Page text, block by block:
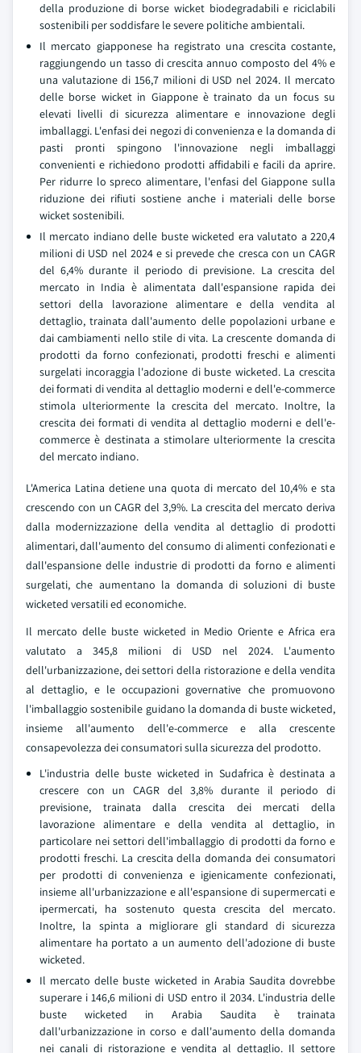
della produzione di borse wicket biodegradabili e riciclabili
sostenibili per soddisfare le severe politiche ambientali.
Il mercato giapponese ha registrato una crescita costante,
raggiungendo un tasso di crescita annuo composto del 4% e
una valutazione di 156,7 milioni di USD nel 2024. Il mercato
delle borse wicket in Giappone è trainato da un focus su
elevati livelli di sicurezza alimentare e innovazione degli
imballaggi. L'enfasi dei negozi di convenienza e la domanda di
pasti pronti spingono l'innovazione negli imballaggi
convenienti e richiedono prodotti affidabili e facili da aprire.
Per ridurre lo spreco alimentare, l'enfasi del Giappone sulla
riduzione dei rifiuti sostiene anche i materiali delle borse
wicket sostenibili.
Il mercato indiano delle buste wicketed era valutato a 220,4
milioni di USD nel 2024 e si prevede che cresca con un CAGR
del 6,4% durante il periodo di previsione. La crescita del
mercato in India è alimentata dall'espansione rapida dei
settori della lavorazione alimentare e della vendita al
dettaglio, trainata dall'aumento delle popolazioni urbane e
dai cambiamenti nello stile di vita. La crescente domanda di
prodotti da forno confezionati, prodotti freschi e alimenti
surgelati incoraggia l'adozione di buste wicketed. La crescita
dei formati di vendita al dettaglio moderni e dell'e-commerce
stimola ulteriormente la crescita del mercato. Inoltre, la
crescita dei formati di vendita al dettaglio moderni e dell'e-
commerce è destinata a stimolare ulteriormente la crescita
del mercato indiano.
L'America Latina detiene una quota di mercato del 10,4% e sta
crescendo con un CAGR del 3,9%. La crescita del mercato deriva
dalla modernizzazione della vendita al dettaglio di prodotti
alimentari, dall'aumento del consumo di alimenti confezionati e
dall'espansione delle industrie di prodotti da forno e alimenti
surgelati, che aumentano la domanda di soluzioni di buste
wicketed versatili ed economiche.
Il mercato delle buste wicketed in Medio Oriente e Africa era
valutato a 345,8 milioni di USD nel 2024. L'aumento
dell'urbanizzazione, dei settori della ristorazione e della vendita
al dettaglio, e le occupazioni governative che promuovono
l'imballaggio sostenibile guidano la domanda di buste wicketed,
insieme all'aumento dell'e-commerce e alla crescente
consapevolezza dei consumatori sulla sicurezza del prodotto.
L'industria delle buste wicketed in Sudafrica è destinata a
crescere con un CAGR del 3,8% durante il periodo di
previsione, trainata dalla crescita dei mercati della
lavorazione alimentare e della vendita al dettaglio, in
particolare nei settori dell'imballaggio di prodotti da forno e
prodotti freschi. La crescita della domanda dei consumatori
per prodotti di convenienza e igienicamente confezionati,
insieme all'urbanizzazione e all'espansione di supermercati e
ipermercati, ha sostenuto questa crescita del mercato.
Inoltre, la spinta a migliorare gli standard di sicurezza
alimentare ha portato a un aumento dell'adozione di buste
wicketed.
Il mercato delle buste wicketed in Arabia Saudita dovrebbe
superare i 146,6 milioni di USD entro il 2034. L'industria delle
buste wicketed in Arabia Saudita è trainata
dall'urbanizzazione in corso e dall'aumento della domanda
nei canali di ristorazione e vendita al dettaglio. Il settore